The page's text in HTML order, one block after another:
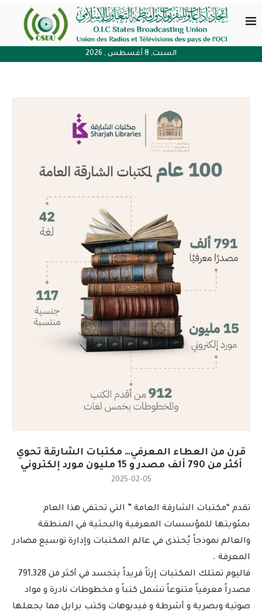
السبت, 8 أغسطس , 2026
قرن من العطاء المعرفي… مكتبات الشارقة تحوي
أكثر من 790 ألف مصدر و 15 مليون مورد إلكتروني
2025-02-05
تقدم “مكتبات الشارقة العامة ” التي تحتفي هذا العام
بمئويتها للمؤسسات المعرفية والبحثية في المنطقة
والعالم نموذجاً يُحتذى في عالم المكتبات وإدارة توسيع مصادر
المعرفة .
فاليوم تمتلك المكتبات إرثاً فريداً يتجسد في أكثر من 791,328
مصدراً معرفياً متنوعاً تشمل كتباً و مخطوطات نادرة و مواد
صوتية وبصرية و أشرطة و فيديوهات وكتب برايل مما يجعلها